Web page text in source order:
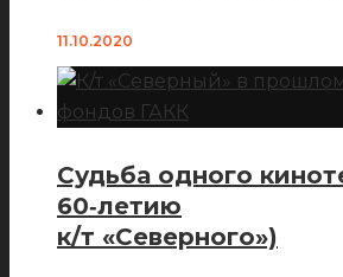
11.10.2020
Судьба одного
60‑летию
к/т «Северного»)